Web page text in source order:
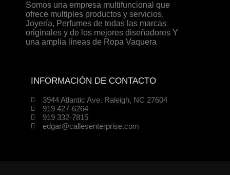
Somos una empresa multifuncional que
ofrece multiples productos y servicios.
Joyería, Perfumes de todas las marcas
originales y de los mejores diseñadores Y
una amplia líneas de Ropa Vaquera
INFORMACIÓN DE CONTACTO
3944 Atlantic Ave. Raleigh, NC 27604
919 427-6264
919 332-7815
edgar@callesenterprise.com